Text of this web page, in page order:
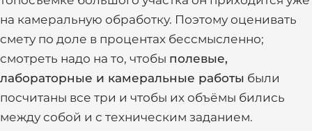
на камеральную обработку. Поэтому оценивать
смету по доле в процентах бессмысленно;
смотреть надо на то, чтобы полевые,
лабораторные и камеральные работы были
посчитаны все три и чтобы их объёмы бились
между собой и с техническим заданием.